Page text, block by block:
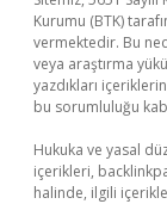
Kurumu (BTK)
vermektedir. Bu
veya araştırma
yazdıkları
bu sorumluluğu
Hukuka ve yasal
içerikleri,
halinde, ilgili